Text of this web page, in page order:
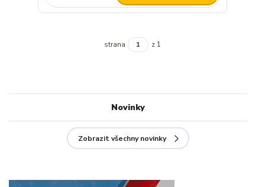
strana z 1
Novinky
Zobrazit všechny novinky